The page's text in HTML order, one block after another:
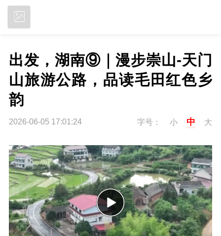
出发，湖南⑨｜漫步崇山-天门
山旅游公路，品读毛田红色乡
韵
2026-06-05 17:01:24 字号： 小 中 大
P